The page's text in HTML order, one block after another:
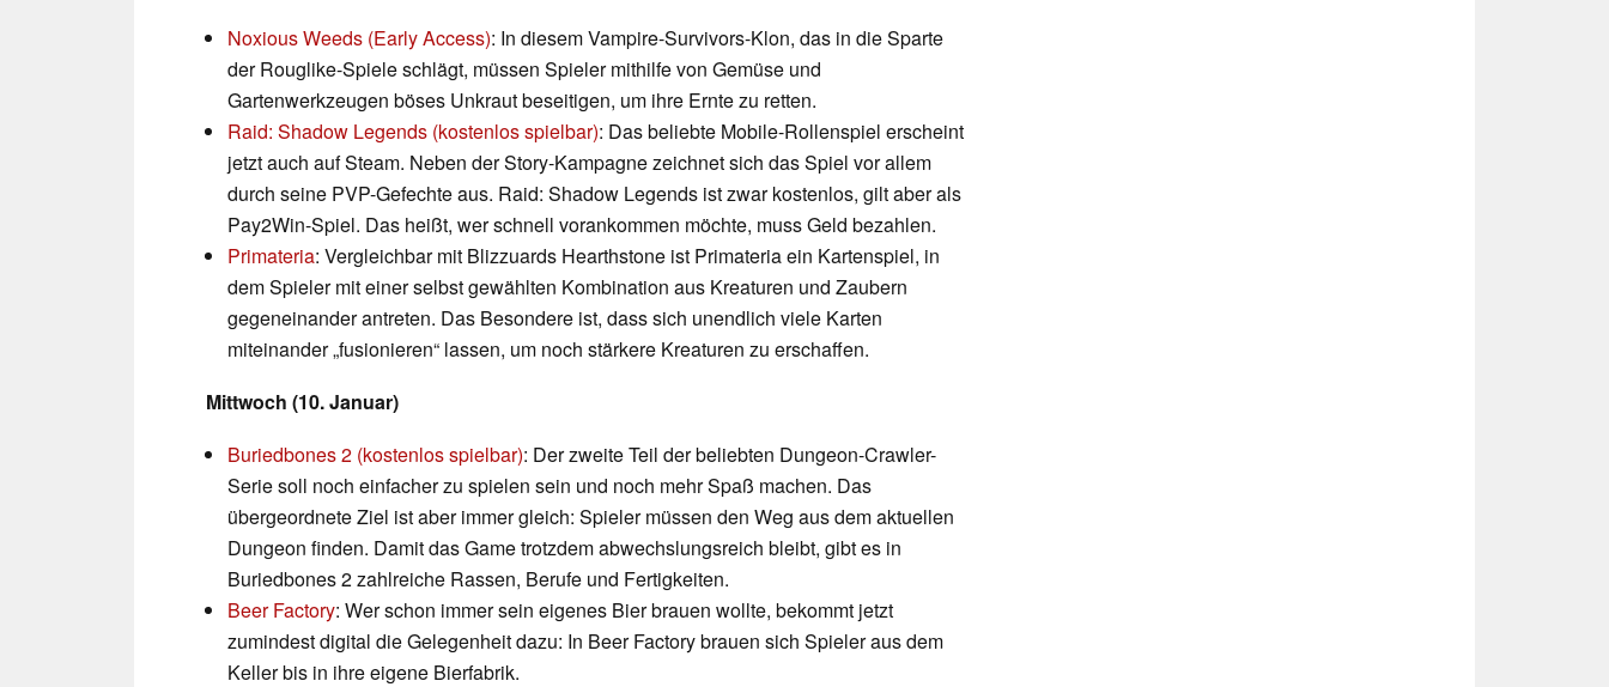
Noxious Weeds (Early Access): In diesem Vampire-Survivors-Klon, das in die Sparte
der Rouglike-Spiele schlägt, müssen Spieler mithilfe von Gemüse und
Gartenwerkzeugen böses Unkraut beseitigen, um ihre Ernte zu retten.
Raid: Shadow Legends (kostenlos spielbar): Das beliebte Mobile-Rollenspiel erscheint
jetzt auch auf Steam. Neben der Story-Kampagne zeichnet sich das Spiel vor allem
durch seine PVP-Gefechte aus. Raid: Shadow Legends ist zwar kostenlos, gilt aber als
Pay2Win-Spiel. Das heißt, wer schnell vorankommen möchte, muss Geld bezahlen.
Primateria: Vergleichbar mit Blizzuards Hearthstone ist Primateria ein Kartenspiel, in
dem Spieler mit einer selbst gewählten Kombination aus Kreaturen und Zaubern
gegeneinander antreten. Das Besondere ist, dass sich unendlich viele Karten
miteinander „fusionieren“ lassen, um noch stärkere Kreaturen zu erschaffen.
Mittwoch (10. Januar)
Buriedbones 2 (kostenlos spielbar): Der zweite Teil der beliebten Dungeon-Crawler-
Serie soll noch einfacher zu spielen sein und noch mehr Spaß machen. Das
übergeordnete Ziel ist aber immer gleich: Spieler müssen den Weg aus dem aktuellen
Dungeon finden. Damit das Game trotzdem abwechslungsreich bleibt, gibt es in
Buriedbones 2 zahlreiche Rassen, Berufe und Fertigkeiten.
Beer Factory: Wer schon immer sein eigenes Bier brauen wollte, bekommt jetzt
zumindest digital die Gelegenheit dazu: In Beer Factory brauen sich Spieler aus dem
Keller bis in ihre eigene Bierfabrik.